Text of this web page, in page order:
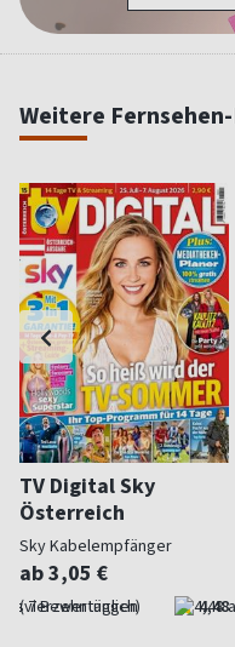
Weitere
TV Digital Sky
Österreich
Sky Kabelempfänger
ab 3,05 €
(vierzehntäglich) 4,48